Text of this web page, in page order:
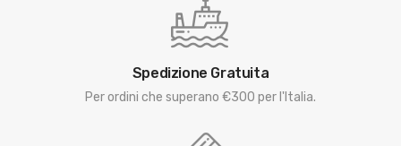
Spedizione Gratuita
Per ordini che superano €300 per l'Italia.